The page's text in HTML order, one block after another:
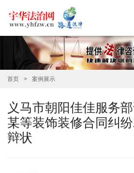
首页 案例展示
义马市朝阳佳佳服务
某等装饰装修合同纠
辩状